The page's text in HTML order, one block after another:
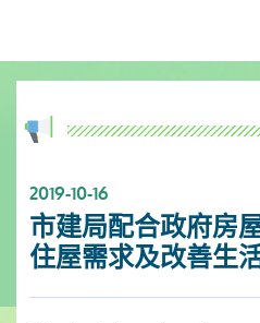
2019-10-16
市建局配合政府房
住屋需求及改善生